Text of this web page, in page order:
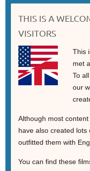
THIS IS A
VISITORS
This
met
To
our
Although most
have also created lots
outfitted them with
You can find these